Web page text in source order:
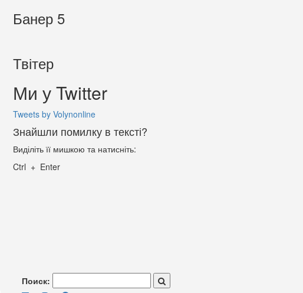
Банер 5
Твітер
Ми у Twitter
Tweets by Volynonline
Знайшли помилку в тексті?
Виділіть її мишкою та натисніть:
Ctrl + Enter
Поиск: